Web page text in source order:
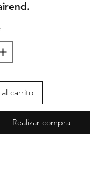
carrito
Realizar compra